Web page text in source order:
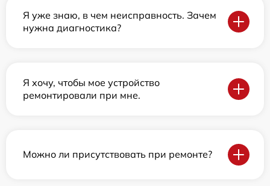
Я уже знаю, в чем неисправность. Зачем
нужна диагностика?
Я хочу, чтобы мое устройство
ремонтировали при мне.
Можно ли присутствовать при ремонте?